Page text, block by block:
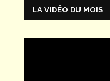
LA VIDÉO DU MOIS